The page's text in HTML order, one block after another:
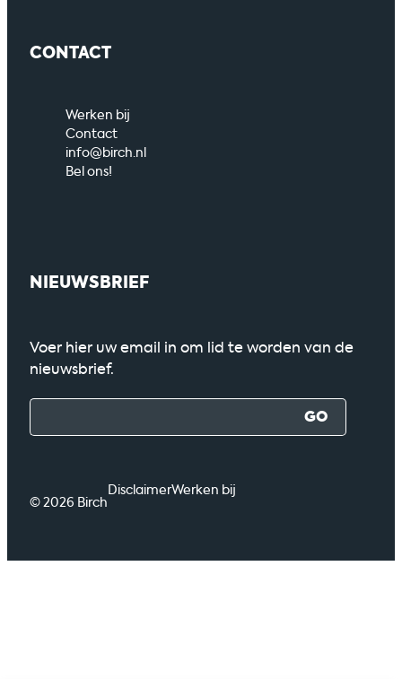
CONTACT
Werken bij
Contact
info@birch.nl
Bel ons!
NIEUWSBRIEF
Voer hier uw email in om lid te worden van de
nieuwsbrief.
© 2026 Birch
DisclaimerWerken bij